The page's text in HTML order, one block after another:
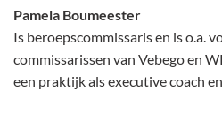
Pamela Boumeester
Is beroepscommissaris en is o.a.
commissarissen van Vebego en
een praktijk als executive coach